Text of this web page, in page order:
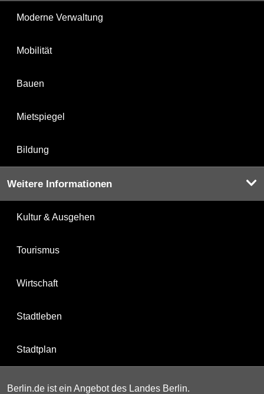
Moderne Verwaltung
Mobilität
Bauen
Mietspiegel
Bildung
Weitere Informationen
Kultur & Ausgehen
Tourismus
Wirtschaft
Stadtleben
Stadtplan
Berlin.de ist ein Angebot des Landes Berlin.